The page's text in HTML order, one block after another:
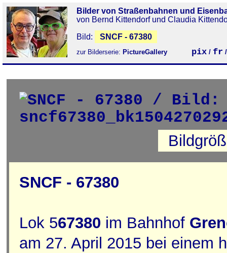
Bilder von Straßenbahnen und
von Bernd Kittendorf und Claudia
Bild:
SNCF - 67380
zur Bilderserie: PictureGallery pix / fr
SNCF - 67380
Lok 567380 im Bahnhof
am 27. April 2015 bei einem